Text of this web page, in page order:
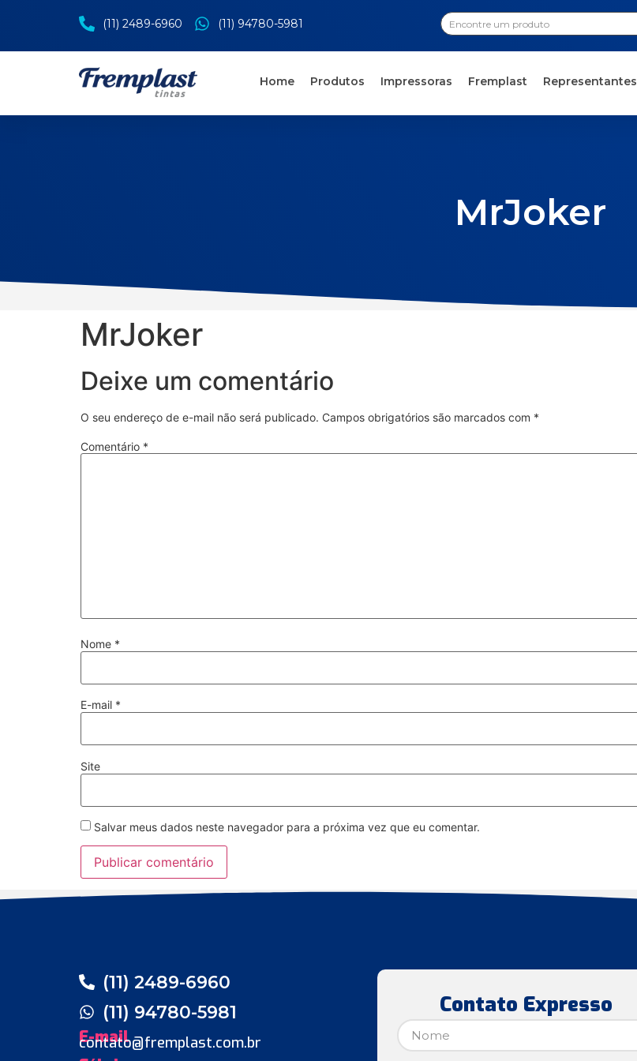
(11) 2489-6960 (11) 94780-5981
Home Produtos Impressoras Fremplast Representantes
MrJoker
MrJoker
Deixe um comentário
O seu endereço de e-mail não será publicado. Campos obrigatórios são marcados com *
Comentário *
Nome *
E-mail *
Site
Salvar meus dados neste navegador para a próxima vez que eu comentar.
(11) 2489-6960
(11) 94780-5981
E-mail
contato@fremplast.com.br
Contato Expresso